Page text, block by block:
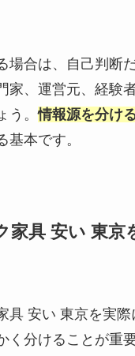
場合は、自己判断
家、運営元、経験
う。情報源を分け
基本です。
家具 安い 東京
具 安い 東京を実
く分けることが重